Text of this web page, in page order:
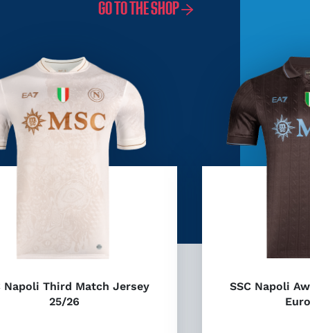
GO TO THE SHOP
Napoli Third Match Jersey
25/26
SSC Napoli